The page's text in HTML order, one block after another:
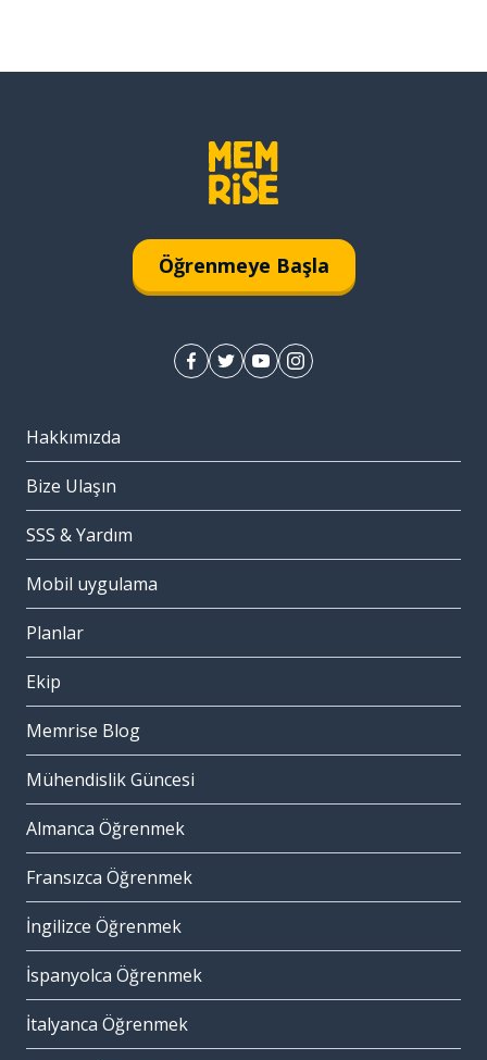
Öğrenmeye Başla
Hakkımızda
Bize Ulaşın
SSS & Yardım
Mobil uygulama
Planlar
Ekip
Memrise Blog
Mühendislik Güncesi
Almanca Öğrenmek
Fransızca Öğrenmek
İngilizce Öğrenmek
İspanyolca Öğrenmek
İtalyanca Öğrenmek